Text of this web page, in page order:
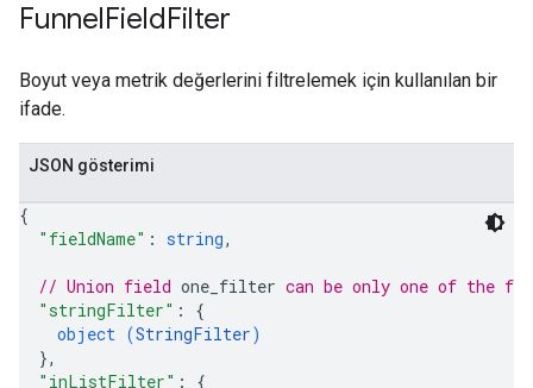
FunnelFieldFilter
Boyut veya metrik değerlerini filtrelemek için kullanılan bir
ifade.
JSON gösterimi
{
"fieldName" : string,
// Union field one_filter can be only one of the
"stringFilter" : {
object (StringFilter)
},
"inListFilter" : {